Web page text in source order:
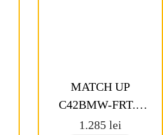
MATCH UP
C42BMW-FRT.2
Difuzoare 2 cai,
1.285 lei